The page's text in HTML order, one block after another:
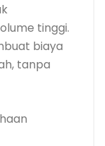
tinggi.
biaya
tanpa